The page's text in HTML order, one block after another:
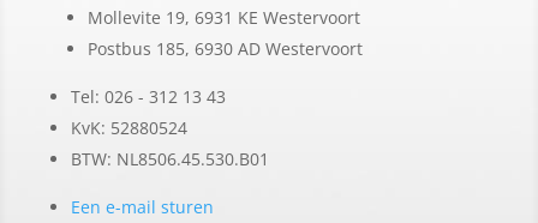
Mollevite 19, 6931 KE Westervoort
Postbus 185, 6930 AD Westervoort
Tel: 026 - 312 13 43
KvK: 52880524
BTW: NL8506.45.530.B01
Een e-mail sturen